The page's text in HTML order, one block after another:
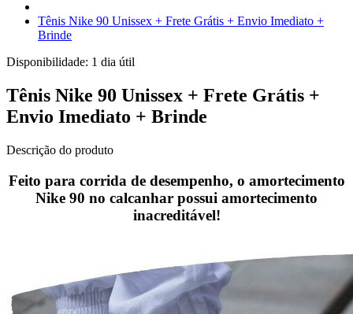
Tênis Nike 90 Unissex + Frete Grátis + Envio Imediato +
Brinde
Disponibilidade: 1 dia útil
Tênis Nike 90 Unissex + Frete Grátis +
Envio Imediato + Brinde
Descrição do produto
Feito para corrida de desempenho, o amortecimento
Nike 90 no calcanhar possui amortecimento
inacreditável!